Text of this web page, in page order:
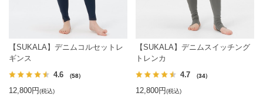
【SUKALA】デニムコルセットレ
ギンス
4.6 （58）
12,800円(税込)
【SUKALA】デニムスイッチング
トレンカ
4.7 （34）
12,800円(税込)